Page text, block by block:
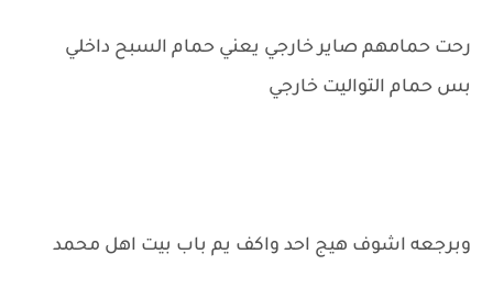
رحت حمامهم صاير خارجي يعني حمام السبح داخلي
بس حمام التواليت خارجي
وبرجعه اشوف هيج احد واكف يم باب بيت اهل محمد